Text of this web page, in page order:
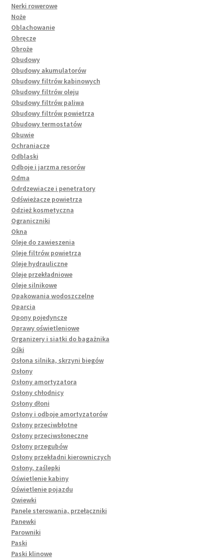
Nerki rowerowe
Noże
Oblachowanie
Obręcze
Obroże
Obudowy
Obudowy akumulatorów
Obudowy filtrów kabinowych
Obudowy filtrów oleju
Obudowy filtrów paliwa
Obudowy filtrów powietrza
Obudowy termostatów
Obuwie
Ochraniacze
Odblaski
Odboje i jarzma resorów
Odma
Odrdzewiacze i penetratory
Odświeżacze powietrza
Odzież kosmetyczna
Ograniczniki
Okna
Oleje do zawieszenia
Oleje filtrów powietrza
Oleje hydrauliczne
Oleje przekładniowe
Oleje silnikowe
Opakowania wodoszczelne
Oparcia
Opony pojedyncze
Oprawy oświetleniowe
Organizery i siatki do bagażnika
Ośki
Osłona silnika, skrzyni biegów
Osłony
Osłony amortyzatora
Osłony chłodnicy
Osłony dłoni
Osłony i odboje amortyzatorów
Osłony przeciwbłotne
Osłony przeciwsłoneczne
Osłony przegubów
Osłony przekładni kierowniczych
Osłony, zaślepki
Oświetlenie kabiny
Oświetlenie pojazdu
Owiewki
Panele sterowania, przełączniki
Panewki
Parowniki
Paski
Paski klinowe